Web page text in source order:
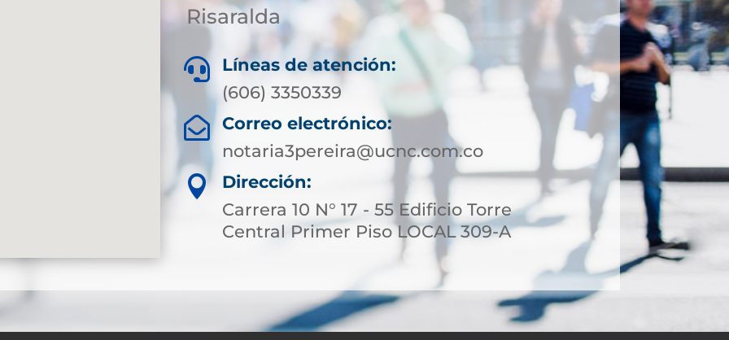
Risaralda

Líneas de atención:
(606) 3350339

Correo electrónico:
notaria3pereira@ucnc.com.co

Dirección:
Carrera 10 N° 17 - 55 Edificio Torre
Central Primer Piso LOCAL 309-A